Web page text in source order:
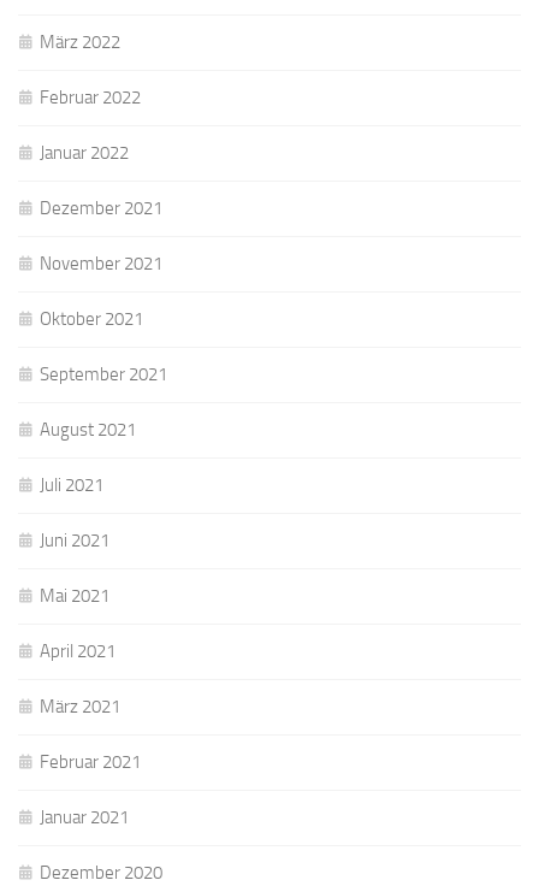
März 2022
Februar 2022
Januar 2022
Dezember 2021
November 2021
Oktober 2021
September 2021
August 2021
Juli 2021
Juni 2021
Mai 2021
April 2021
März 2021
Februar 2021
Januar 2021
Dezember 2020